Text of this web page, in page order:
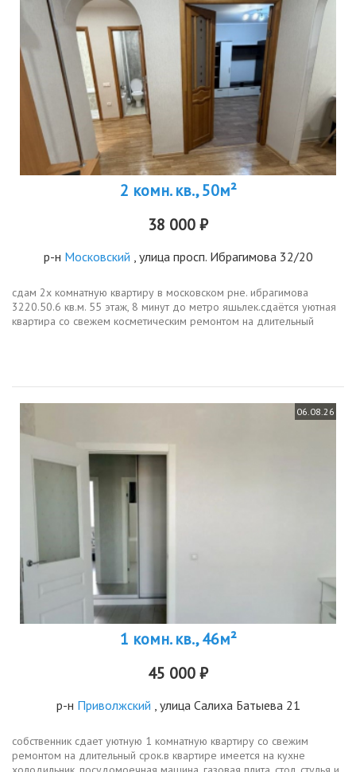
2 комн. кв., 50м²
38 000 ₽
р-н Московский , улица просп. Ибрагимова 32/20
сдам 2х комнатную квартиру в московском рне. ибрагимова
3220.50.6 кв.м. 55 этаж, 8 минут до метро яшьлек.сдаётся уютная
квартира со свежем косметическим ремонтом на длительный
06.08.26
1 комн. кв., 46м²
45 000 ₽
р-н Приволжский , улица Салиха Батыева 21
собственник сдает уютную 1 комнатную квартиру со свежим
ремонтом на длительный срок.в квaртиpe имеется нa куxнe